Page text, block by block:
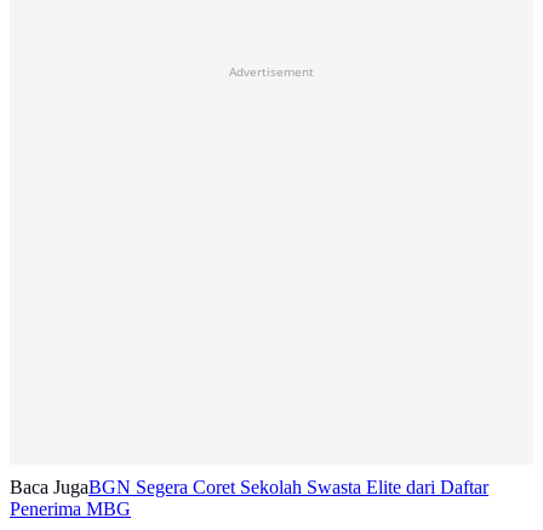
Advertisement
Baca JugaBGN Segera Coret Sekolah Swasta Elite dari Daftar
Penerima MBG